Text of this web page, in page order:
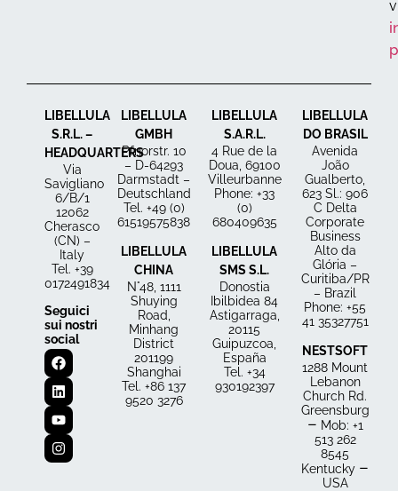
LIBELLULA
S.R.L. –
HEADQUARTERS
Via
Savigliano
6/B/1
12062
Cherasco
(CN) –
Italy
Tel. +39
0172491834
Seguici
sui nostri
social
LIBELLULA
GMBH
Pfnorstr. 10
– D-64293
Darmstadt –
Deutschland
Tel. +49 (0)
61519575838
LIBELLULA
CHINA
N°48, 1111
Shuying
Road,
Minhang
District
201199
Shanghai
Tel. +86 137
9520 3276
LIBELLULA
S.A.R.L.
4 Rue de la
Doua, 69100
Villeurbanne
Phone: +33
(0)
680409635
LIBELLULA
SMS S.L.
Donostia
Ibilbidea 84
Astigarraga,
20115
Guipuzcoa,
España
Tel. +34
930192397
LIBELLULA
DO BRASIL
Avenida
João
Gualberto,
623 Sl.: 906
C Delta
Corporate
Business
Alto da
Glória –
Curitiba/PR
– Brazil
Phone: +55
41 35327751
NESTSOFT
1288 Mount
Lebanon
Church Rd.
Greensburg
– Mob: +1
513 262
8545
Kentucky –
USA